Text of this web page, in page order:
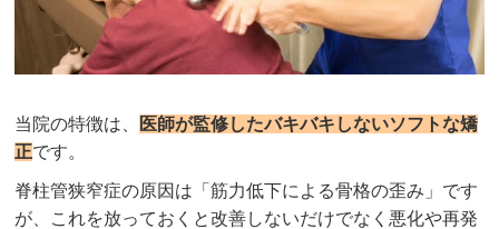
当院の特徴は、
医師が監修したバキバキしないソフトな矯
正です。
脊柱管狭窄症の原因は「筋力低下による骨格の歪み」です
が、これを放っておくと改善しないだけでなく悪化や再発